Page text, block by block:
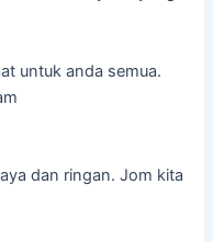
untuk anda semua.
dan ringan. Jom kita